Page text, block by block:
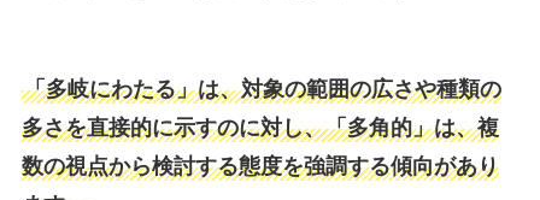
「多岐にわたる」は、対象の範囲の広さや種類の
多さを直接的に示すのに対し、「多角的」は、複
数の視点から検討する態度を強調する傾向があり